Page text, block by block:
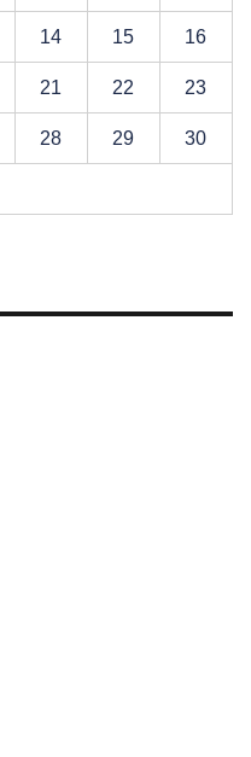
14 15 16
21 22 23
28 29 30